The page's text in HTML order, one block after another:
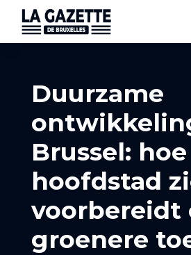
Duurzame
Brussel:
hoofdstad
voorbereidt
groenere